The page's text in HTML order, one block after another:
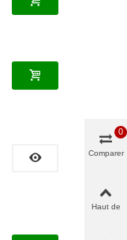
Comparer
0
Haut de